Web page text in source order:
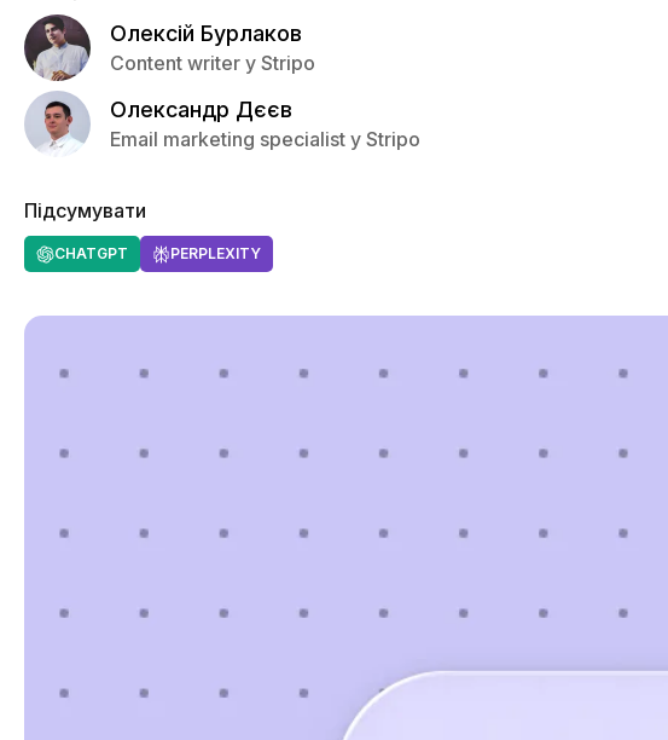
Олексій Бурлаков
Content writer у Stripo
Олександр Дєєв
Email marketing specialist у Stripo
Підсумувати
CHATGPT PERPLEXITY